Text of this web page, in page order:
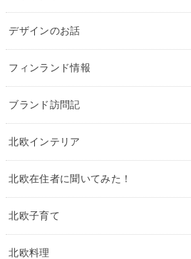
デザインのお話
フィンランド情報
ブランド訪問記
北欧インテリア
北欧在住者に聞いてみた！
北欧子育て
北欧料理